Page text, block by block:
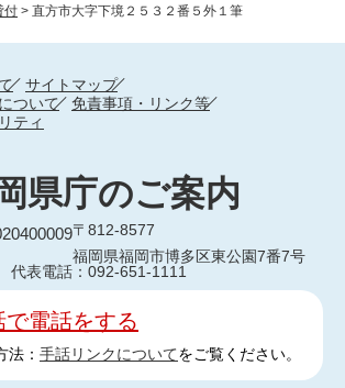
付 > 直方市大字下境２５３２番５外１筆
サイトマップ
ついて
免責事項・リンク等
ティ
県庁のご案内
〒812-8577
福岡県福岡市博多区東公園7番7号
代表電話：092-651-1111
で電話をする
法： 手話リンクについてをご覧ください。